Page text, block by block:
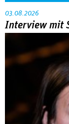
03.08.2026
Interview mit